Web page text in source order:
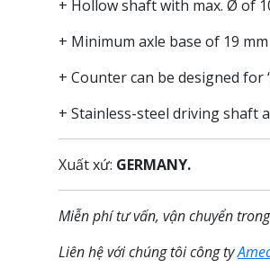
+ Hollow shaft with max. Ø of
+ Minimum axle base of 19 mm
+ Counter can be designed for
+ Stainless-steel driving shaft
Xuất xứ: GERMANY.
Miễn phí tư vấn, vận chuyển
Liên hệ với chúng tôi công ty